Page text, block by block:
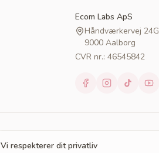
Vi respekterer dit privatliv
Ecom Labs ApS
Håndværkervej 24G
9000 Aalborg
CVR nr.: 46545842